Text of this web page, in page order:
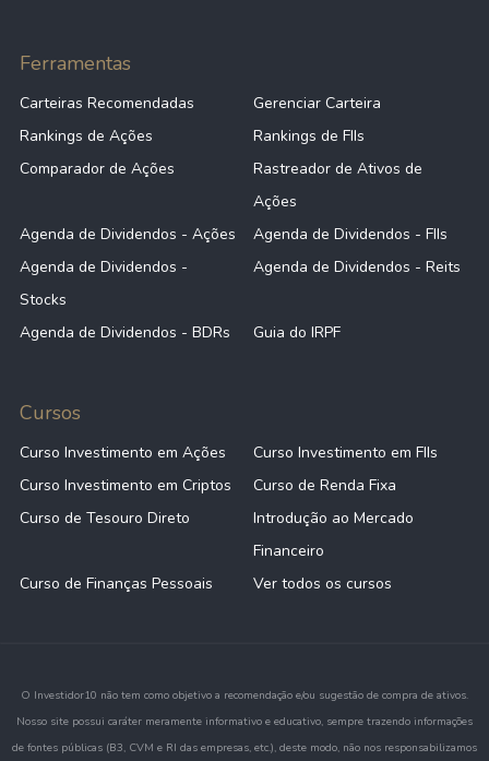
Ferramentas
Carteiras Recomendadas
Gerenciar Carteira
Rankings de Ações
Rankings de FIIs
Comparador de Ações
Rastreador de Ativos de
Ações
Agenda de Dividendos - Ações
Agenda de Dividendos - FIIs
Agenda de Dividendos -
Stocks
Agenda de Dividendos - Reits
Agenda de Dividendos - BDRs Guia do IRPF
Cursos
Curso Investimento em Ações
Curso Investimento em FIIs
Curso Investimento em Criptos
Curso de Renda Fixa
Curso de Tesouro Direto
Introdução ao Mercado
Financeiro
Curso de Finanças Pessoais
Ver todos os cursos
O Investidor10 não tem como objetivo a recomendação e/ou sugestão de compra de ativos.
Nosso site possui caráter meramente informativo e educativo, sempre trazendo informações
de fontes públicas (B3, CVM e RI das empresas, etc.), deste modo, não nos responsabilizamos